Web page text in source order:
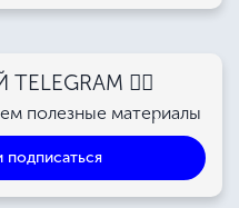
👉🏻
полезные материалы